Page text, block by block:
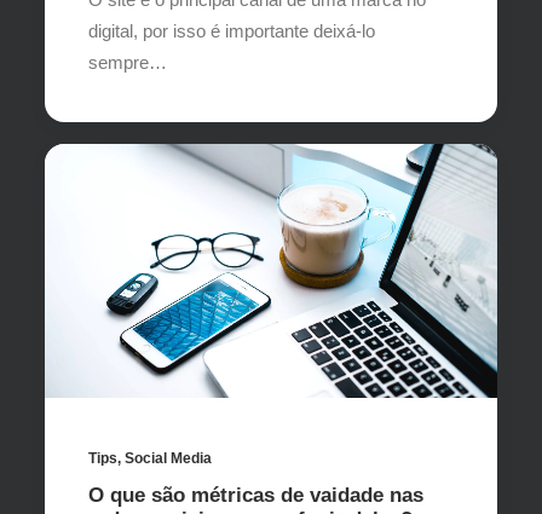
digital, por isso é importante deixá-lo
sempre…
Tips, Social Media
O que são métricas de vaidade nas